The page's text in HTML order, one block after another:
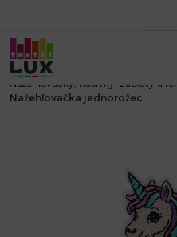
Úvod
Nažehlovačky, nášivky, záplaty a
Nažehľovačka jednorožec